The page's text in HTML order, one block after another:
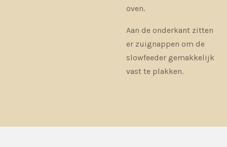
oven.
Aan de onderkant zitten
er zuignappen om de
slowfeeder gemakkelijk
vast te plakken.